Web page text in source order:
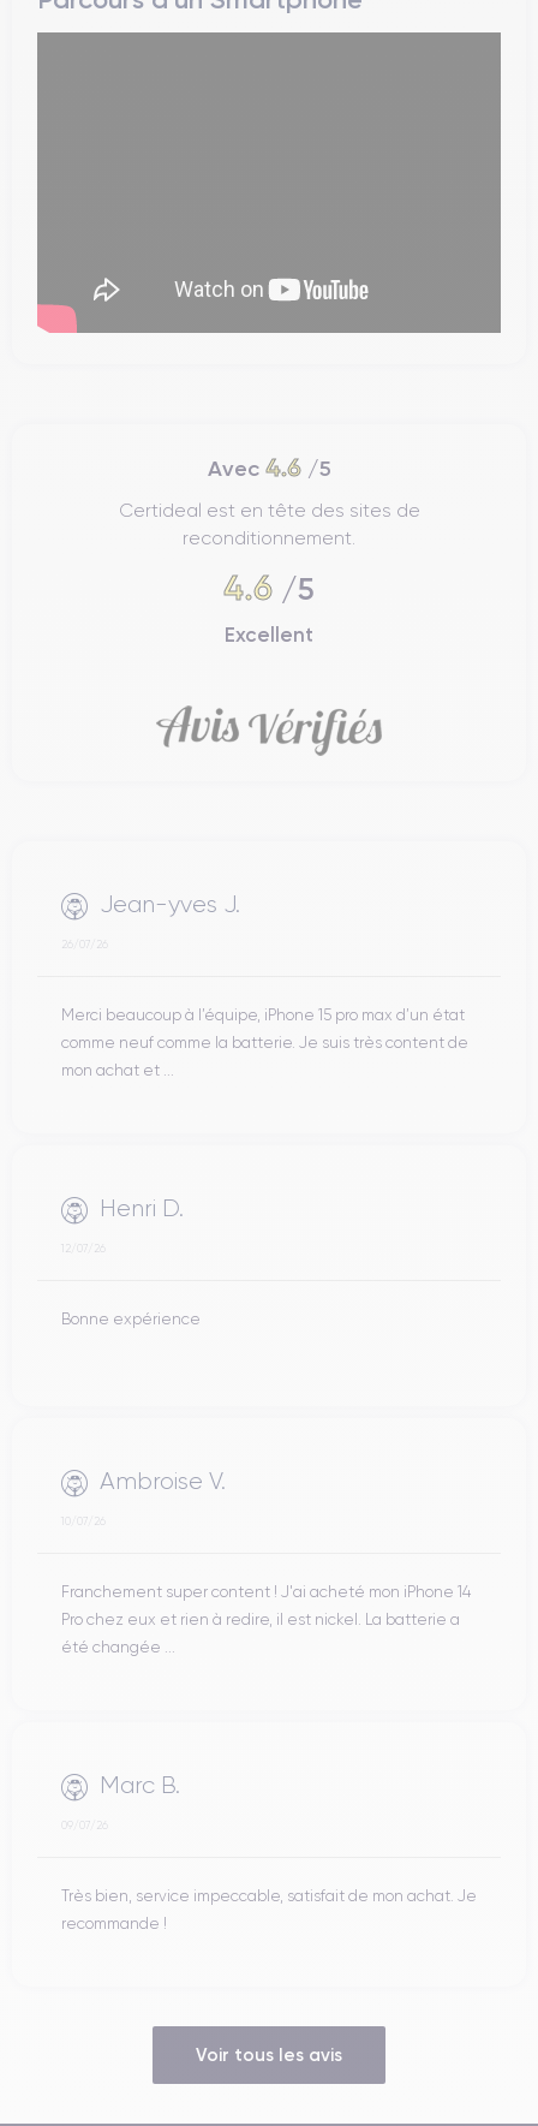
Avec 4.6/5
Certideal est en tête des sites de
reconditionnement.
4.6 /5
Excellent
Jean-yves J.
26/07/26
Merci beaucoup à l’équipe, iPhone 15 pro max d’un état
comme neuf comme la batterie. Je suis très content de
mon achat et ...
Henri D.
12/07/26
Bonne expérience
Ambroise V.
10/07/26
Franchement super content ! J'ai acheté mon iPhone 14
Pro chez eux et rien à redire, il est nickel. La batterie a
été changée ...
Marc B.
09/07/26
Très bien, service impeccable, satisfait de mon achat. Je
recommande !
Voir tous les avis